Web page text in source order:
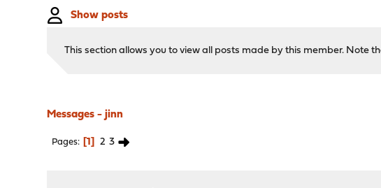
Show posts
This section allows you to view all posts made by this member. Note
Messages - jinn
Pages 1 2 3